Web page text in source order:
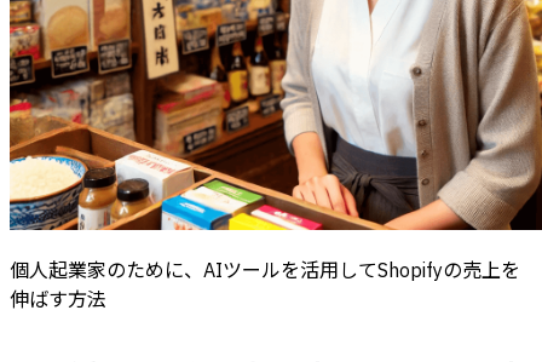
個人起業家のために、AIツールを活用してShopifyの売上を
伸ばす方法